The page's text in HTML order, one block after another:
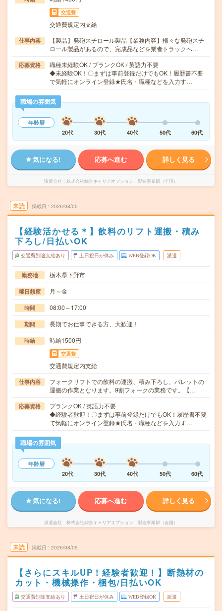
交通費
交通費規定内支給
仕事内容
【製品】発砲スチロール製品【業務内容】様々な発砲スチ
ロール製品があるので、完成品などを業者トラックへ…
応募資格
職種未経験OK / ブランクOK / 英語力不要
◆未経験OK！〇まずは事前登録だけでもOK！履歴書不要
で気軽にオンライン登録★氏名・職種などを入力す…
職場の雰囲気
年齢層
20代
30代 40代 50代 60代
気になる! 応募へ進む 詳しく見る
派遣会社 株式会社綜合キャリアオプション 製造事業部（全国）
未読 掲載日 2026/08/05
【経験活かせる＊】飲料のリフト運搬・積み
下ろし/日払いOK
交通費別途支給あり 土日祝日が休み WEB登録OK 派遣
勤務地 栃木県下野市
曜日頻度 月～金
時間 08:00～17:00
期間 長期でお仕事できる方、大歓迎！
時給 時給1500円
交通費
交通費規定内支給
仕事内容
フォークリフトでの飲料の運搬、積み下ろし、パレットの
運搬の作業となります。9割フォークの業務です。【…
応募資格
ブランクOK / 英語力不要
◆経験者歓迎！〇まずは事前登録だけでもOK！履歴書不要
で気軽にオンライン登録★氏名・職種などを入力す…
職場の雰囲気
年齢層
20代
30代 40代 50代 60代
気になる! 応募へ進む 詳しく見る
派遣会社 株式会社綜合キャリアオプション 製造事業部（全国）
未読 掲載日 2026/08/05
【さらにスキルUP！経験者歓迎！】断熱材の
カット・機械操作・梱包/日払いOK
交通費別途支給あり 土日祝日が休み WEB登録OK 派遣